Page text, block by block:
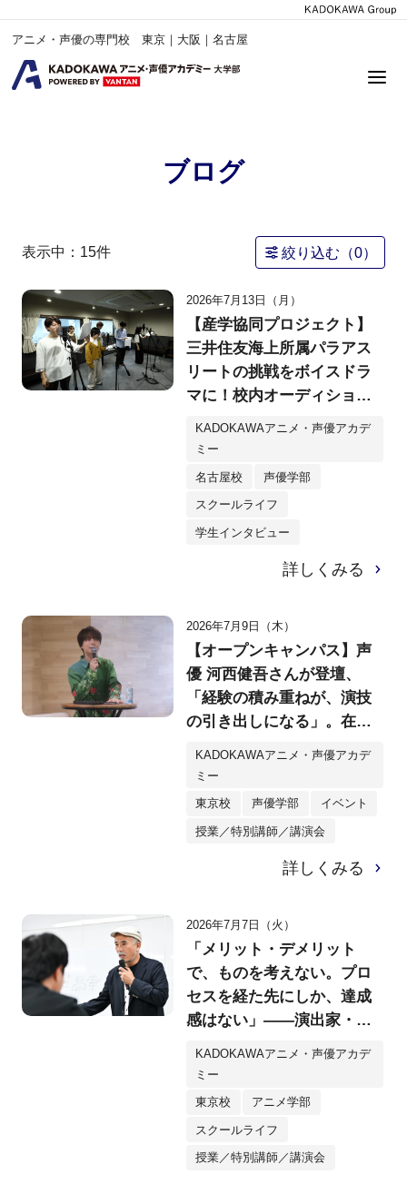
アニメ・声優の専門校 東京｜大阪｜名古屋
ブログ
表示中： 15件 絞り込む（0）
2026年7月13日（月）
【産学協同プロジェクト】
三井住友海上所属パラアス
リートの挑戦をボイスドラ
マに！校内オーディション
を勝ち抜いた6名が熱演
KADOKAWAアニメ・声優アカデ
ミー
名古屋校 声優学部
スクールライフ
学生インタビュー
詳しくみる
2026年7月9日（木）
【オープンキャンパス】声
優 河西健吾さんが登壇、
「経験の積み重ねが、演技
の引き出しになる」。在校
生との公開アフレコに会場
のみなさん大興奮！
KADOKAWAアニメ・声優アカデ
ミー
東京校 声優学部 イベント
授業／特別講師／講演会
詳しくみる
2026年7月7日（火）
「メリット・デメリット
で、ものを考えない。プロ
セスを経た先にしか、達成
感はない」――演出家・宮
地昌幸さんによる特別ゼミ
KADOKAWAアニメ・声優アカデ
ミー
東京校 アニメ学部
スクールライフ
授業／特別講師／講演会